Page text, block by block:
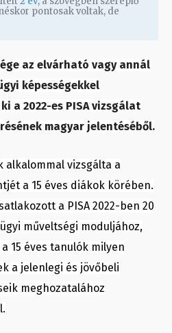
pontosak voltak, de
az elvárható vagy annál
képességekkel
a 2022-es PISA vizsgálat
magyar jelentéséből.
alkalommal vizsgálta a
a 15 éves diákok körében.
a PISA 2022-ben 20
műveltségi moduljához,
15 éves tanulók milyen
a jelenlegi és jövőbeli
meghozatalához